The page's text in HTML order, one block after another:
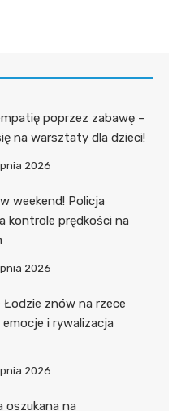
poprzez zabawę –
na warsztaty dla dzieci!
2026
weekend! Policja
kontrole prędkości na
2026
Łodzie znów na rzece
emocje i rywalizacja
2026
oszukana na